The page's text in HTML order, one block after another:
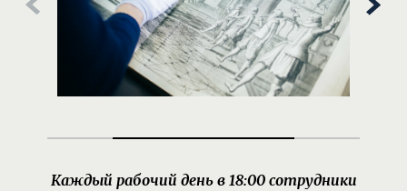
Каждый рабочий день в 18:00 сотрудники